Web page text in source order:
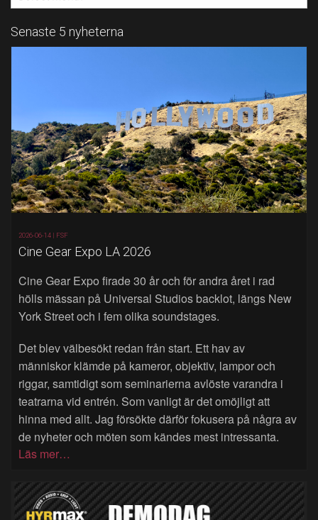
Senaste 5 nyheterna
2026-06-14 | FSF
Cine Gear Expo LA 2026
Cine Gear Expo firade 30 år och för andra året i rad
hölls mässan på Universal Studios backlot, längs New
York Street och i fem olika soundstages.
Det blev välbesökt redan från start. Ett hav av
människor klämde på kameror, objektiv, lampor och
riggar, samtidigt som seminarierna avlöste varandra i
teatrarna vid entrén. Som vanligt är det omöjligt att
hinna med allt. Jag försökte därför fokusera på några av
de nyheter och möten som kändes mest intressanta.
Läs mer…